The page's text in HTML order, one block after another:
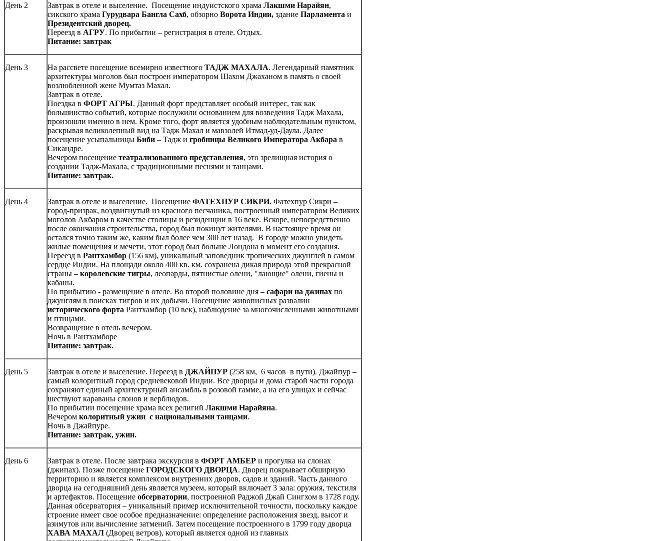
День 2 Завтрак в отеле и выселение. Посещение индуистского храма Лакшми Нарайян,
сикского храма Гурудвара Бангла Сахб, обзорно Ворота Индии, здание Парламента и
Президентский дворец.
Переезд в АГРУ. По прибытии – регистрация в отеле. Отдых.
Питание: завтрак
День 3 На рассвете посещение всемирно известного ТАДЖ МАХАЛА. Легендарный памятник
архитектуры моголов был построен императором Шахом Джаханом в память о своей
возлюбленной жене Мумтаз Махал.
Завтрак в отеле.
Поездка в ФОРТ АГРЫ. Данный форт представляет особый интерес, так как
большинство событий, которые послужили основанием для возведения Тадж Махала,
произошли именно в нем. Кроме того, форт является удобным наблюдательным пунктом,
раскрывая великолепный вид на Тадж Махал и мавзолей Итмад-уд-Даула. Далее
посещение усыпальницы Биби – Тадж и гробницы Великого Императора Акбара в
Сикандре.
Вечером посещение театрализованного представления, это зрелищная история о
создании Тадж-Махала, с традиционными песнями и танцами.
Питание: завтрак.
День 4 Завтрак в отеле и выселение. Посещение ФАТЕХПУР СИКРИ. Фатехпур Сикри –
город-призрак, воздвигнутый из красного песчаника, построенный императором Великих
моголов Акбаром в качестве столицы и резиденции в 16 веке. Вскоре, непосредственно
после окончания строительства, город был покинут жителями. В настоящее время он
остался точно таким же, каким был более чем 300 лет назад. В городе можно увидеть
жилые помещения и мечети, этот город был больше Лондона в момент его создания.
Переезд в Рантхамбор (156 км), уникальный заповедник тропических джунглей в самом
сердце Индии. На площади около 400 кв. км. сохранена дикая природа этой прекрасной
страны – королевские тигры, леопарды, пятнистые олени, "лающие" олени, гиены и
кабаны.
По прибытию - размещение в отеле. Во второй половине дня – сафари на джипах по
джунглям в поисках тигров и их добычи. Посещение живописных развалин
исторического форта Рантхамбор (10 век), наблюдение за многочисленными животными
и птицами.
Возвращение в отель вечером.
Ночь в Рантхамборе
Питание: завтрак.
День 5 Завтрак в отеле и выселение. Переезд в ДЖАЙПУР (258 км, 6 часов в пути). Джайпур –
самый колоритный город средневековой Индии. Все дворцы и дома старой части города
сохраняют единый архитектурный ансамбль в розовой гамме, а на его улицах и сейчас
шествуют караваны слонов и верблюдов.
По прибытии посещение храма всех религий Лакшми Нарайяна.
Вечером колоритный ужин с национальными танцами.
Ночь в Джайпуре.
Питание: завтрак, ужин.
День 6 Завтрак в отеле. После завтрака экскурсия в ФОРТ АМБЕР и прогулка на слонах
(джипах). Позже посещение ГОРОДСКОГО ДВОРЦА. Дворец покрывает обширную
территорию и является комплексом внутренних дворов, садов и зданий. Часть данного
дворца на сегодняшний день является музеем, который включает 3 зала: оружия, текстиля
и артефактов. Посещение обсерватории, построенной Раджой Джай Сингхом в 1728 году.
Данная обсерватория – уникальный пример исключительной точности, поскольку каждое
строение имеет свое особое предназначение: определение расположения звезд, высот и
азимутов или вычисление затмений. Затем посещение построенного в 1799 году дворца
ХАВА МАХАЛ (Дворец ветров), который является одной из главных